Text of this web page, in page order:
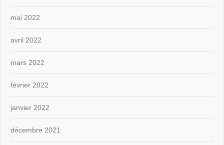
mai 2022
avril 2022
mars 2022
février 2022
janvier 2022
décembre 2021